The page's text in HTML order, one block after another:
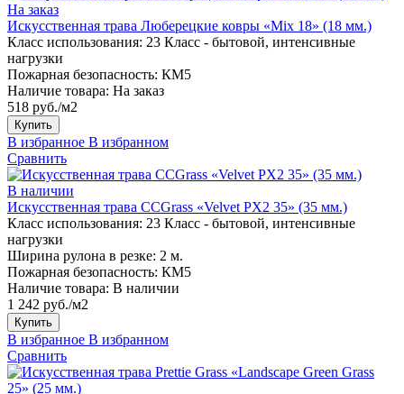
На заказ
Искусственная трава Люберецкие ковры «Mix 18» (18 мм.)
Класс использования: 23 Класс - бытовой, интенсивные
нагрузки
Пожарная безопасность: КМ5
Наличие товара: На заказ
518 руб./м2
Купить
В избранное В избранном
Сравнить
В наличии
Искусственная трава CCGrass «Velvet PX2 35» (35 мм.)
Класс использования: 23 Класс - бытовой, интенсивные
нагрузки
Ширина рулона в резке: 2 м.
Пожарная безопасность: КМ5
Наличие товара: В наличии
1 242 руб./м2
Купить
В избранное В избранном
Сравнить